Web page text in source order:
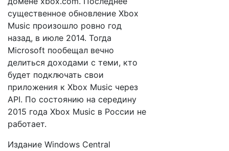
существенное обновление Xbox
Music произошло ровно год
назад, в июле 2014. Тогда
Microsoft пообещал вечно
делиться доходами с теми, кто
будет подключать свои
приложения к Xbox Music через
API. По состоянию на середину
2015 года Xbox Music в России не
работает.
Издание Windows Central